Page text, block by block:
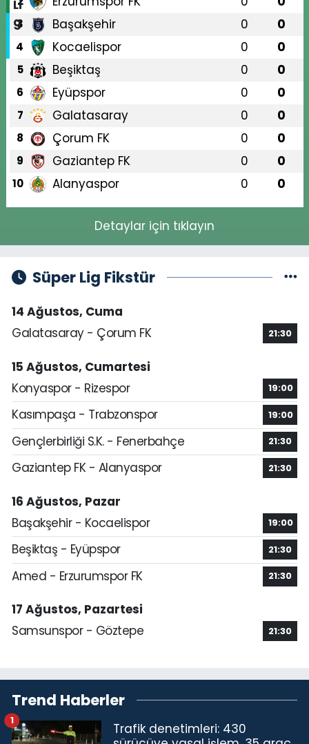
3 Başakşehir 0 0
4 Kocaelispor 0 0
5 Beşiktaş 0 0
6 Eyüpspor 0 0
7 Galatasaray 0 0
8 Çorum FK 0 0
9 Gaziantep FK 0 0
10 Alanyaspor 0 0
Detaylar için tıklayın
Süper Lig Fikstür
14 Ağustos, Cuma
Galatasaray - Çorum FK
21:30
15 Ağustos, Cumartesi
Konyaspor - Rizespor
19:00
Kasımpaşa - Trabzonspor 19:00
Gençlerbirliği S.K. - Fenerbahçe 21:30
Gaziantep FK - Alanyaspor 21:30
16 Ağustos, Pazar
Başakşehir - Kocaelispor
19:00
Beşiktaş - Eyüpspor 21:30
Amed - Erzurumspor FK 21:30
17 Ağustos, Pazartesi
Samsunspor - Göztepe
21:30
Trend Haberler
Trafik denetimleri: 430
1